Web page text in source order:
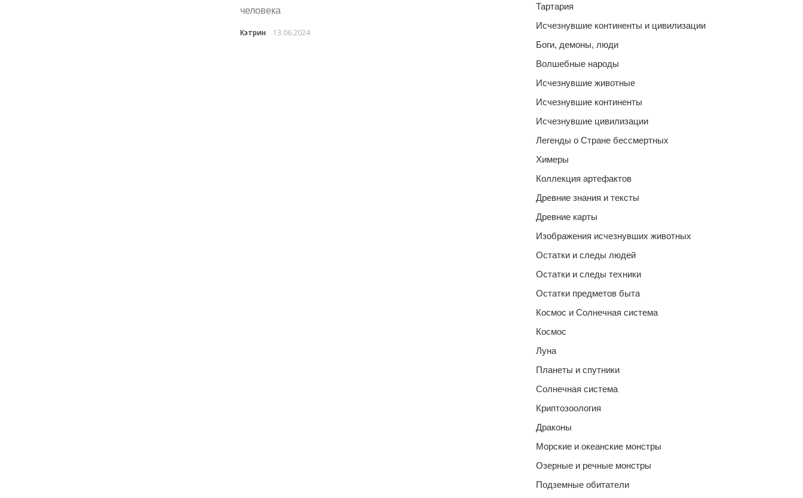
человека
Кэтрин 13.06.2024
Тартария
Исчезнувшие континенты и цивилизации
Боги, демоны, люди
Волшебные народы
Исчезнувшие животные
Исчезнувшие континенты
Исчезнувшие цивилизации
Легенды о Стране бессмертных
Химеры
Коллекция артефактов
Древние знания и тексты
Древние карты
Изображения исчезнувших животных
Остатки и следы людей
Остатки и следы техники
Остатки предметов быта
Космос и Солнечная система
Космос
Луна
Планеты и спутники
Солнечная система
Криптозоология
Драконы
Морские и океанские монстры
Озерные и речные монстры
Подземные обитатели